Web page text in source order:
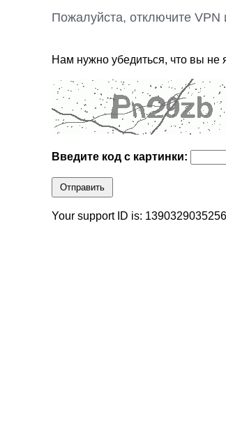
Пожалуйста, отключите
Нам нужно убедиться, что вы не
Введите код с картинки:
Отправить
Your support ID is: